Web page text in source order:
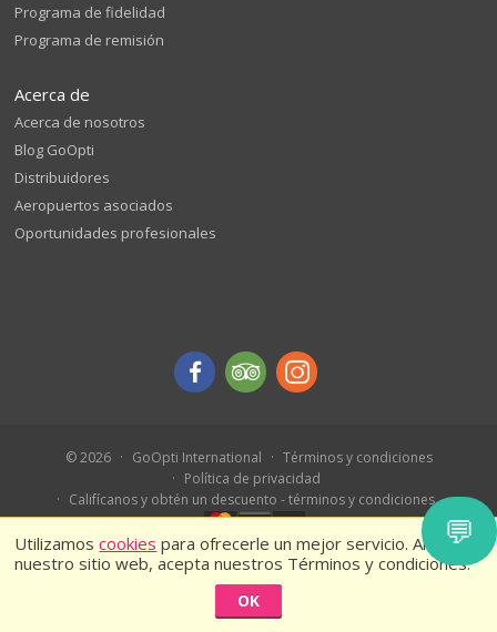
Utilizamoscookies para ofrecerle un mejor servicio. Al usar
nuestro sitio web, acepta nuestros Términos y condiciones.
OK
Programa de fidelidad
Programa de remisión
Acerca de
Acerca de nosotros
Blog GoOpti
Distribuidores
Aeropuertos asociados
Oportunidades profesionales
© 2026 GoOpti International
Términos y condiciones
Política de privacidad
Califícanos y obtén un descuento - términos y condiciones
💬